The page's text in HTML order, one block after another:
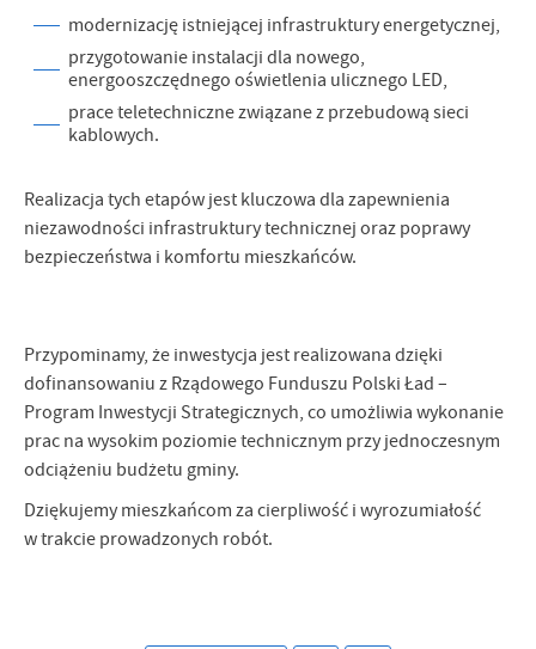
modernizację istniejącej infrastruktury energetycznej,
przygotowanie instalacji dla nowego,
energooszczędnego oświetlenia ulicznego LED,
prace teletechniczne związane z przebudową sieci
kablowych.
Realizacja tych etapów jest kluczowa dla zapewnienia
niezawodności infrastruktury technicznej oraz poprawy
bezpieczeństwa i komfortu mieszkańców.
Przypominamy, że inwestycja jest realizowana dzięki
dofinansowaniu z Rządowego Funduszu Polski Ład –
Program Inwestycji Strategicznych, co umożliwia wykonanie
prac na wysokim poziomie technicznym przy jednoczesnym
odciążeniu budżetu gminy.
Dziękujemy mieszkańcom za cierpliwość i wyrozumiałość
w trakcie prowadzonych robót.